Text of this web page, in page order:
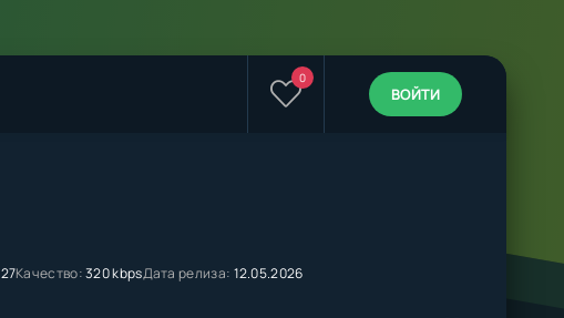
0
ВОЙТИ
Качество:320 kbpsДата релиза: 12.05.2026